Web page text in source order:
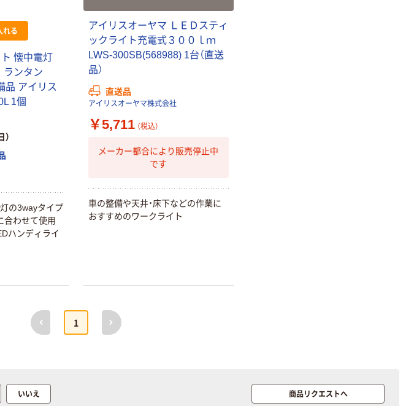
れる
懐中電灯
ランタン
品 アイリス
1個
）
灯の3wayタイプ
合わせて使用
ハンディライ
アイリスオーヤマ ＬＥＤスティ
ックライト充電式３００ｌｍ
LWS-300SB(568988) 1台（直送
品）
直送品
アイリスオーヤマ株式会社
￥5,711 （税込）
メーカー都合により販売停止中
です
車の整備や天井・床下などの作業に
おすすめのワークライト
前へ
1
次へ
いいえ 商品リクエストへ